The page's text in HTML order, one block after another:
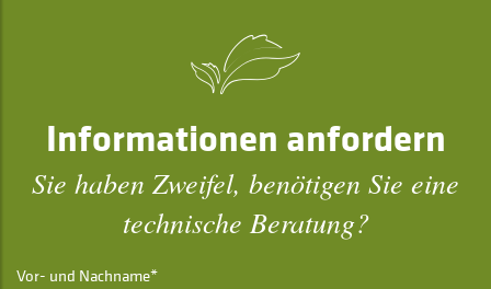
Informationen anfordern
Sie haben Zweifel, benötigen Sie eine
technische Beratung?
Vor- und Nachname*